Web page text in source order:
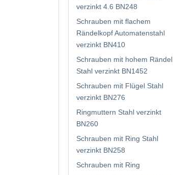
verzinkt 4.6 BN248
Schrauben mit flachem
Rändelkopf Automatenstahl
verzinkt BN410
Schrauben mit hohem Rändel
Stahl verzinkt BN1452
Schrauben mit Flügel Stahl
verzinkt BN276
Ringmuttern Stahl verzinkt
BN260
Schrauben mit Ring Stahl
verzinkt BN258
Schrauben mit Ring